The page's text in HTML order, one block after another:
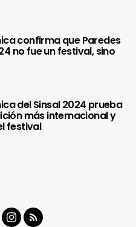
confirma que Paredes
no fue un festival, sino
del Sinsal 2024 prueba
más internacional y
festival